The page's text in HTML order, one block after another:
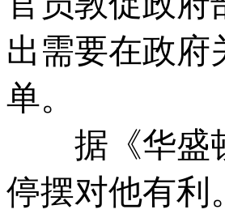
出需要在政府
单。
据《华盛顿
停摆对他有利